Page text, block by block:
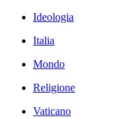
Ideologia
Italia
Mondo
Religione
Vaticano